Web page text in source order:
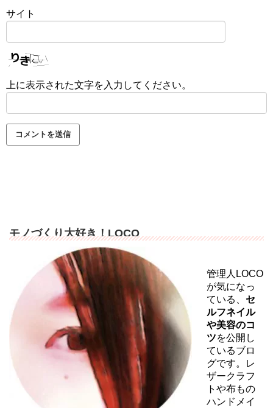
サイト
上に表示された文字を入力してください。
モノづくり大好き！LOCO
管理人LOCO
が気になっ
ている、 セ
ルフネイル
や美容のコ
ツを公開し
ているブロ
グです。レ
ザークラフ
トや布もの
ハンドメイ